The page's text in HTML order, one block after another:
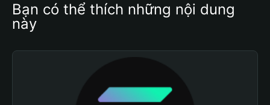
Bạn có thể thích những nội dung
này